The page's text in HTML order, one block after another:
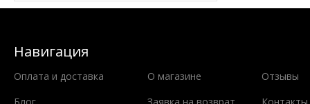
Навигация
Оплата и доставка О магазине Отзывы